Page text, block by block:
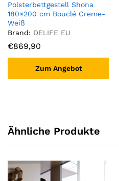
Polsterbettgestell Shona
180×200 cm Bouclé Creme-
Weiß
Brand: DELIFE EU
€869,90
Zum Angebot
Ähnliche Produkte